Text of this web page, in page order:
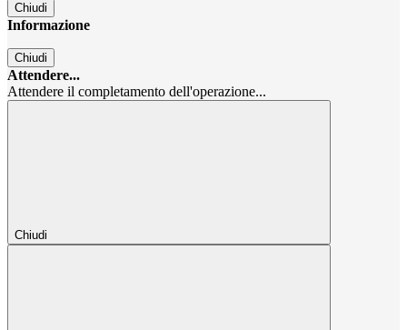
Chiudi
Informazione
Chiudi
Attendere...
Attendere il completamento dell'operazione...
Chiudi